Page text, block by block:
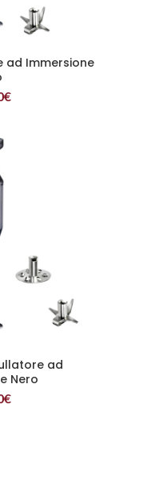
ad Immersione
€
ad
Nero
€